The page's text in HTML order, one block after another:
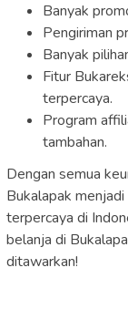
Banyak
Pengiriman
Banyak
Fitur
terpercaya.
Program
tambahan.
Dengan semua
Bukalapak
terpercaya di
belanja di
ditawarkan!